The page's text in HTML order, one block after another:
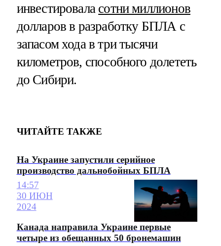
инвестировала сотни миллионов
долларов в разработку БПЛА с
запасом хода в три тысячи
километров, способного долететь
до Сибири.
ЧИТАЙТЕ ТАКЖЕ
На Украине запустили серийное
производство дальнобойных БПЛА
14:57
30 ИЮН
2024
Канада направила Украине первые
четыре из обещанных 50 бронемашин